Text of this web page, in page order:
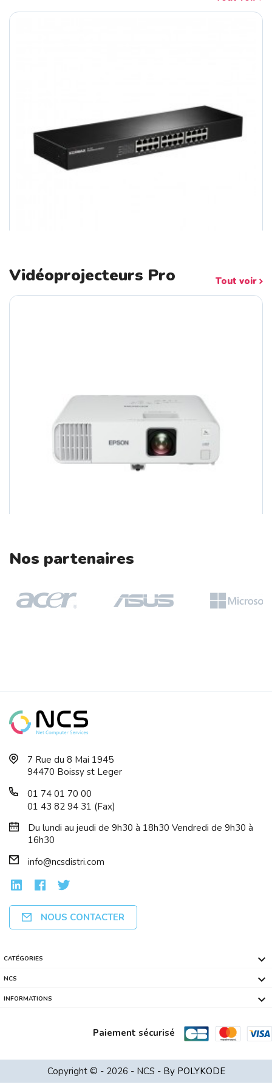
HP EliteDesk 8 Mini G1a AMD Ryzen AI ...
TP-LINK TL-SX105 10GE Unmanaged Switch
Vidéoprojecteurs Pro Tout voir
Nos partenaires
7 Rue du 8 Mai 1945
94470 Boissy st Leger
01 74 01 70 00
01 43 82 94 31 (Fax)
Du lundi au jeudi de 9h30 à 18h30 Vendredi de 9h30 à
16h30
info@ncsdistri.com
NOUS CONTACTER
CATÉGORIES 
NCS 
INFORMATIONS 
Paiement sécurisé
Copyright © - 2026 - NCS - By POLYKODE